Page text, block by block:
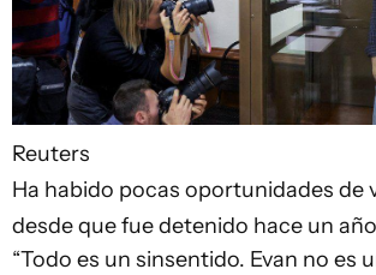
Reuters
Ha habido pocas oportunidades de
desde que fue detenido hace un
“Todo es un sinsentido. Evan no es